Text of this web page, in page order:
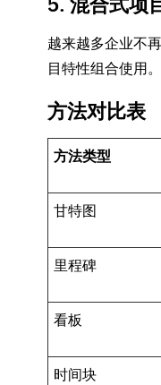
5. 混合式项
越来越多企业不
目特性组合使用。
方法对比表
方法类型
甘特图
里程碑
看板
时间块